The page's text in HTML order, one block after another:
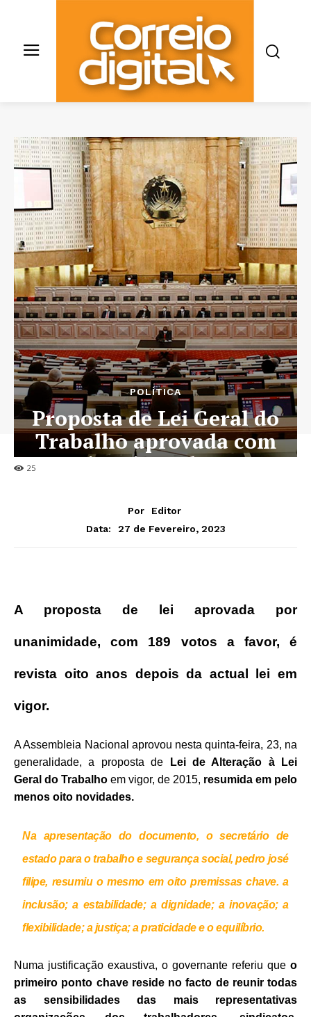
25
POLÍTICA
Proposta de Lei Geral do
Trabalho aprovada com
oito eixos chave
Por
Editor
Data:
27 de Fevereiro, 2023
A proposta de lei aprovada por
unanimidade, com 189 votos a favor, é
revista oito anos depois da actual lei em
vigor.
A Assembleia Nacional aprovou nesta quinta-feira, 23, na
generalidade, a proposta de
Lei de Alteração à Lei
Geral do Trabalho em vigor, de 2015, resumida em pelo
menos oito novidades.
Na apresentação do documento, o secretário de
estado para o trabalho e segurança social, pedro josé
filipe, resumiu o mesmo em oito premissas chave. a
inclusão; a estabilidade; a dignidade; a inovação; a
flexibilidade; a justiça; a praticidade e o equilíbrio.
Numa justificação exaustiva, o governante referiu que o
primeiro ponto chave reside no facto de reunir todas
as sensibilidades das mais representativas